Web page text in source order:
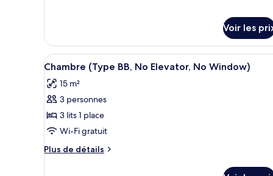
D)
type
de
chambre
Chambre
(Type
D)
Voir les
Afficher
toutes
les
photos
pour
ce
type
de
Une chambre d’hôtel avec
3
Chambre (Type BB, No Elevator, No Window)
15 m²
3 personnes
3 lits 1 place
Wi-Fi gratuit
Plus de détails
Plus